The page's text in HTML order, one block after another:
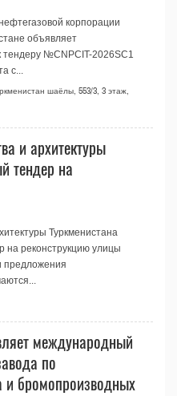
корпорации
объявляет
тендеру №CNPCIT-2026SC1
с...
шаёлы, 553/3, 3 этаж,
и архитектуры
тендер на
Туркменистана
на реконструкцию улицы
предложения
международный
по
и бромопроизводных